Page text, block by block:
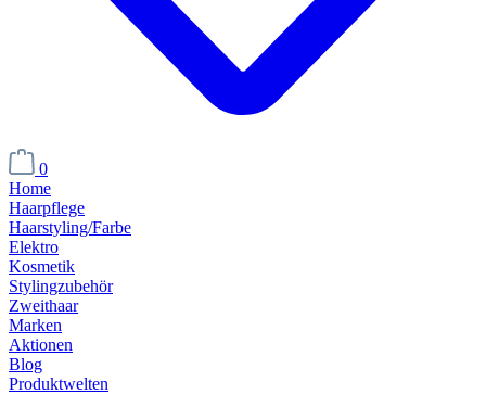
0
Home
Haarpflege
Haarstyling/Farbe
Elektro
Kosmetik
Stylingzubehör
Zweithaar
Marken
Aktionen
Blog
Produktwelten